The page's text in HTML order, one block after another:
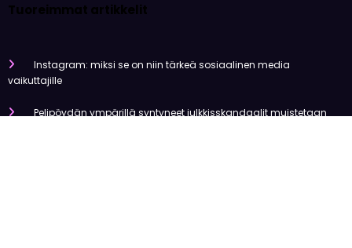
Tuoreimmat artikkelit
Instagram: miksi se on niin tärkeä sosiaalinen media
vaikuttajille
Pelipöydän ympärillä syntyneet julkkisskandaalit muistetaan